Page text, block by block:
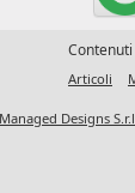
Contenuti
Articoli
Managed Designs